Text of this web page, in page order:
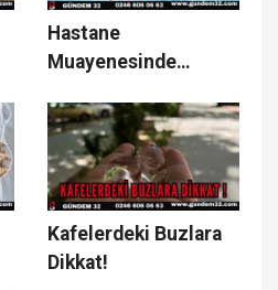
Hastane
Muayenesinde
Şart Aile Hekimi
Sevki
Kafelerdeki Buzlara
Dikkat!